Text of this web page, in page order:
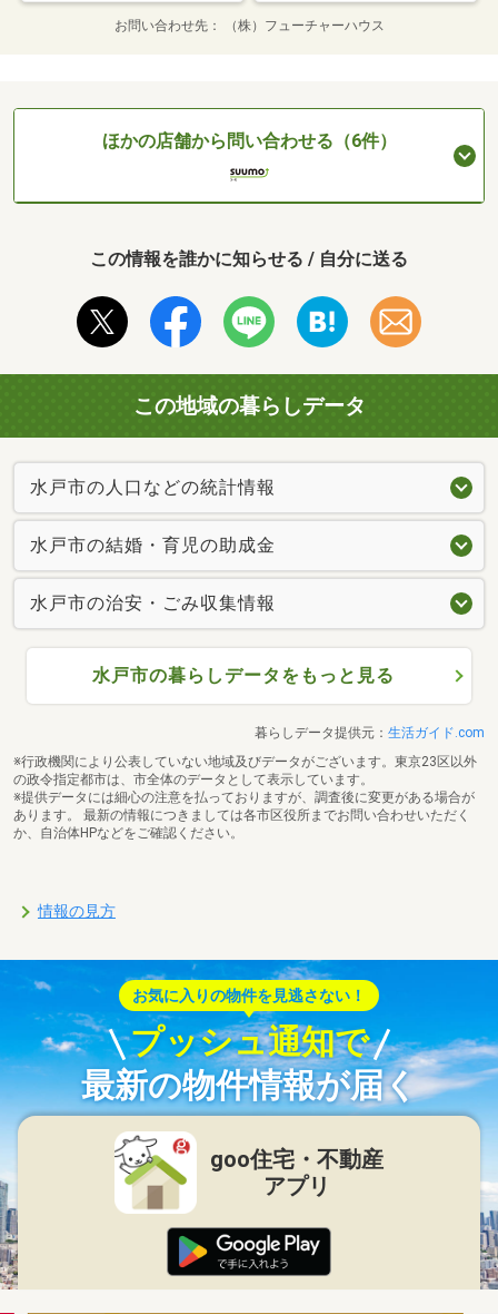
お問い合わせ先 （株）フューチャーハウス
ほかの店舗から問い合わせる（6件）
この情報を誰かに知らせる / 自分に送る
この地域の暮らしデータ
水戸市の人口などの統計情報
水戸市の結婚・育児の助成金
水戸市の治安・ごみ収集情報
水戸市の暮らしデータをもっと見る
暮らしデータ提供元： 生活ガイド.com
※行政機関により公表していない地域及びデータがございます。東京23区以外
の政令指定都市は、市全体のデータとして表示しています。
※提供データには細心の注意を払っておりますが、調査後に変更がある場合が
あります。 最新の情報につきましては各市区役所までお問い合わせいただく
か、自治体HPなどをご確認ください。
情報の見方
お気に入りの物件を見逃さない！
プッシュ通知で
最新の物件情報が届く
goo住宅・不動産
アプリ